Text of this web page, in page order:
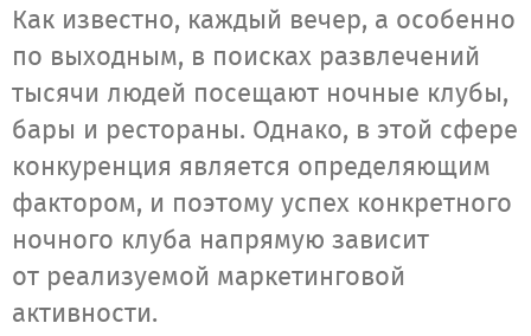
Как известно, каждый вечер, а особенно
по выходным, в поисках развлечений
тысячи людей посещают ночные клубы,
бары и рестораны. Однако, в этой сфере
конкуренция является определяющим
фактором, и поэтому успех конкретного
ночного клуба напрямую зависит
от реализуемой маркетинговой
активности.